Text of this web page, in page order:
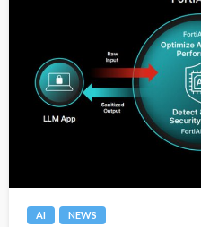
AI NEWS